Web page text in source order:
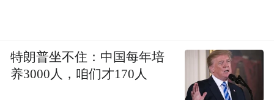
特朗普坐不住：中国每年培
养3000人，咱们才170人